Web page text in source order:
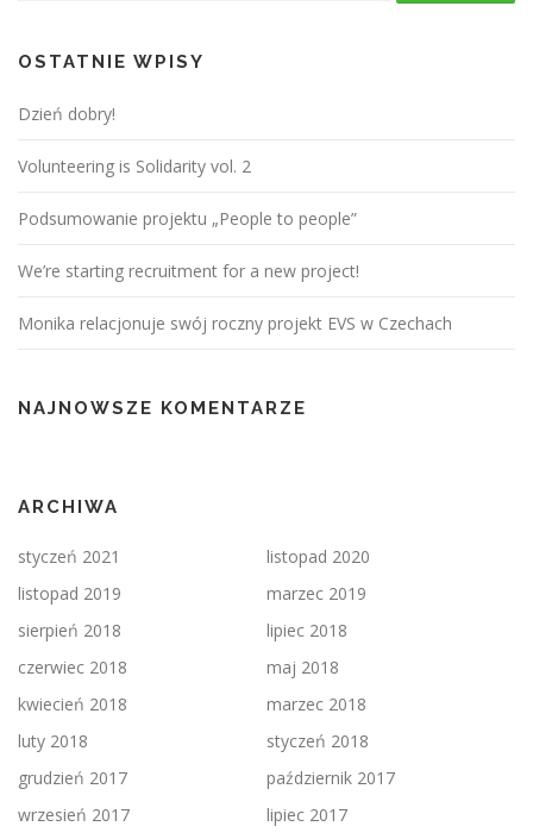
OSTATNIE WPISY
Dzień dobry!
Volunteering is Solidarity vol. 2
Podsumowanie projektu „People to people”
We’re starting recruitment for a new project!
Monika relacjonuje swój roczny projekt EVS w Czechach
NAJNOWSZE KOMENTARZE
ARCHIWA
styczeń 2021
listopad 2020
listopad 2019
marzec 2019
sierpień 2018
lipiec 2018
czerwiec 2018
maj 2018
kwiecień 2018
marzec 2018
luty 2018
styczeń 2018
grudzień 2017
październik 2017
wrzesień 2017
lipiec 2017